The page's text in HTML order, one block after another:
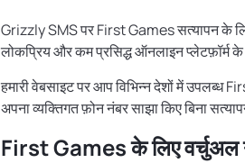
Grizzly SMS पर First Games सत्यापन के
लोकप्रिय और कम प्रसिद्ध ऑनलाइन प्लेटफ़ॉर्म
हमारी वेबसाइट पर आप विभिन्न देशों में
अपना व्यक्तिगत फ़ोन नंबर साझा किए बिना
First Games के लिए वर्चुअल